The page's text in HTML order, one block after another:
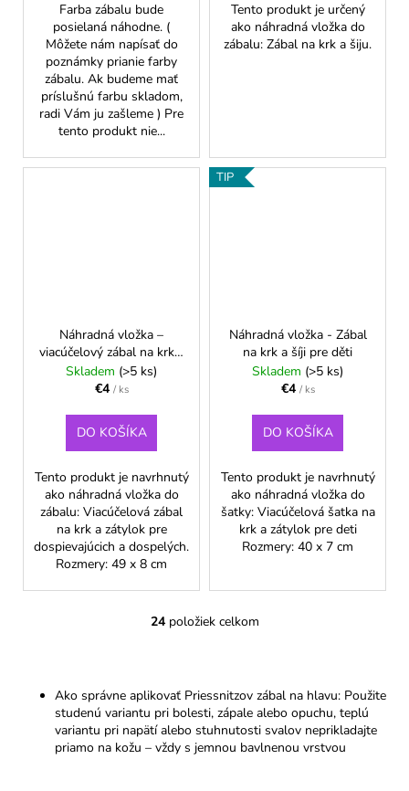
Farba zábalu bude
posielaná náhodne. (
Môžete nám napísať do
poznámky prianie farby
zábalu. Ak budeme mať
príslušnú farbu skladom,
radi Vám ju zašleme ) Pre
tento produkt nie...
Tento produkt je určený
ako náhradná vložka do
zábalu: Zábal na krk a šiju.
Náhradná vložka –
viacúčelový zábal na krk a
zátylok pre
dospievajúcich a
Skladem (>5 ks)
€4 / ks
DO KOŠÍKA
Tento produkt je navrhnutý
ako náhradná vložka do
zábalu: Viacúčelová zábal
na krk a zátylok pre
dospievajúcich a dospelých.
Rozmery: 49 x 8 cm
TIP
Náhradná vložka - Zábal
na krk a šíji pre děti
Skladem (>5 ks)
€4 / ks
DO KOŠÍKA
Tento produkt je navrhnutý
ako náhradná vložka do
šatky: Viacúčelová šatka na
krk a zátylok pre deti
Rozmery: 40 x 7 cm
O
á
d
a
c
24položiek celkom
Ako správne aplikovať Priessnitzov zábal na hlavu: Použite
studenú variantu pri bolesti, zápale alebo opuchu, teplú
variantu pri napätí alebo stuhnutosti svalov neprikladajte
priamo na kožu – vždy s jemnou bavlnenou vrstvou